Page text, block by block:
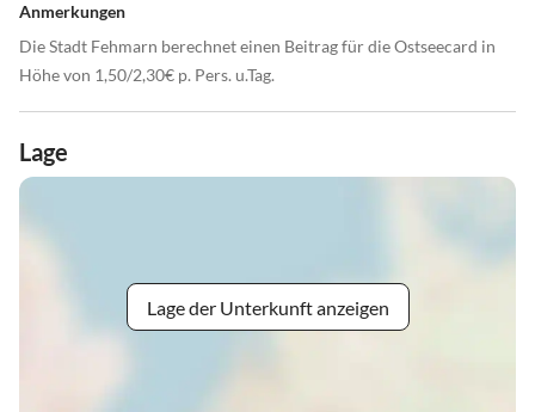
Anmerkungen
Die Stadt Fehmarn berechnet einen Beitrag für die Ostseecard in
Höhe von 1,50/2,30€ p. Pers. u.Tag.
Lage
Lage der Unterkunft anzeigen